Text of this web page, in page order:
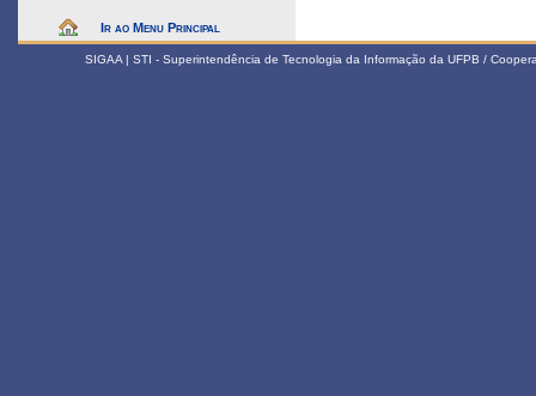
Ir ao Menu Principal
SIGAA | STI - Superintendência de Tecnologia da Informação da UFPB /